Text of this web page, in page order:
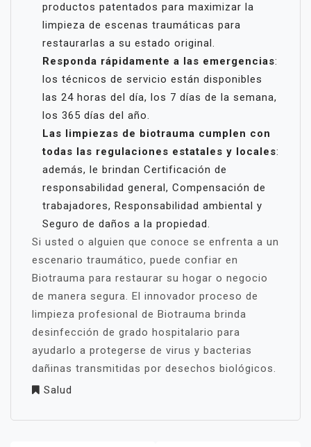
productos patentados para maximizar la
limpieza de escenas traumáticas para
restaurarlas a su estado original.
Responda rápidamente a las emergencias:
los técnicos de servicio están disponibles
las 24 horas del día, los 7 días de la semana,
los 365 días del año.
Las limpiezas de biotrauma cumplen con
todas las regulaciones estatales y locales:
además, le brindan Certificación de
responsabilidad general, Compensación de
trabajadores, Responsabilidad ambiental y
Seguro de daños a la propiedad.
Si usted o alguien que conoce se enfrenta a un
escenario traumático, puede confiar en
Biotrauma para restaurar su hogar o negocio
de manera segura. El innovador proceso de
limpieza profesional de Biotrauma brinda
desinfección de grado hospitalario para
ayudarlo a protegerse de virus y bacterias
dañinas transmitidas por desechos biológicos.
Salud